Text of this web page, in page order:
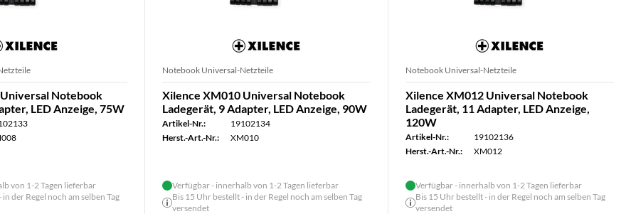
Notebook
LED Anzeige, 75W
von 1-2 Tagen lieferbar
der Regel noch am selben Tag
Notebook Universal-Netzteile
Xilence XM010 Universal Notebook
Ladegerät, 9 Adapter, LED Anzeige, 90W
Artikel-Nr.:
19102134
Herst.-Art.-Nr.:
XM010
Verfügbar - innerhalb von 1-2 Tagen lieferbar
Bis 15 Uhr bestellt - in der Regel noch am selben Tag
versendet
Notebook Universal-Netzteile
Xilence XM012 Universal Notebook
Ladegerät, 11 Adapter, LED Anzeige,
120W
Artikel-Nr.:
19102136
Herst.-Art.-Nr.:
XM012
Verfügbar - innerhalb von 1-2 Tagen lieferbar
Bis 15 Uhr bestellt - in der Regel noch am selben Tag
versendet